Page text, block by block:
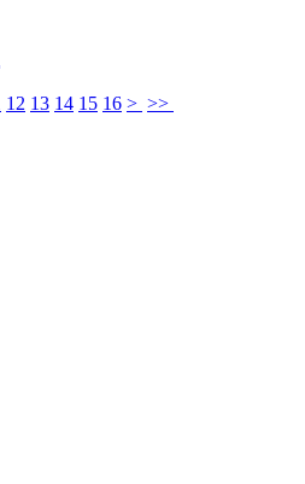
12 13 14 15 16 > >>